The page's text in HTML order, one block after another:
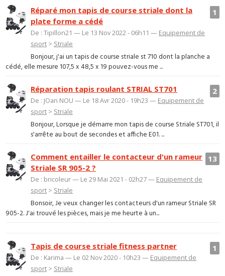
1
Réparé mon tapis de course striale dont la
plate forme a cédé
De : Tipillon21 — Le 13 Nov 2022 - 06h11 — Equipement de
sport > Striale
Bonjour, j'ai un tapis de course striale st 710 dont la planche a
cédé, elle mesure 107,5 x 48,5 x 19 pouvez-vous me ...
2
Réparation tapis roulant STRIAL ST701
De : JOan NOU — Le 18 Avr 2020 - 19h23 — Equipement de
sport > Striale
Bonjour, Lorsque je démarre mon tapis de course Striale ST701, il
s'arrête au bout de secondes et affiche E01. ...
13
Comment entailler le contacteur d'un rameur
Striale SR 905-2 ?
De : bricoleur — Le 29 Mai 2021 - 02h27 — Equipement de
sport > Striale
Bonsoir, Je veux changer les contacteurs d'un rameur Striale SR
905-2. J'ai trouvé les pièces, mais je me heurte à un...
1
Tapis de course striale fitness partner
De : Karima — Le 02 Nov 2020 - 10h23 — Equipement de
sport > Striale